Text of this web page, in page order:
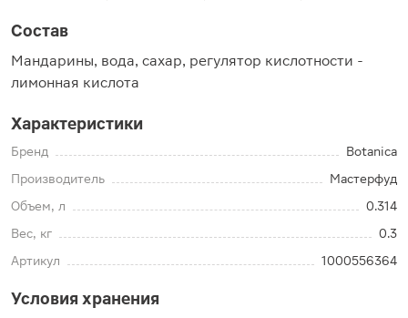
Состав
Мандарины, вода, сахар, регулятор кислотности -
лимонная кислота
Характеристики
Бренд
Botanica
Производитель
Мастерфуд
Объем, л
0.314
Вес, кг
0.3
Артикул
1000556364
Условия хранения